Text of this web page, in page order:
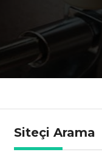
Siteçi Arama